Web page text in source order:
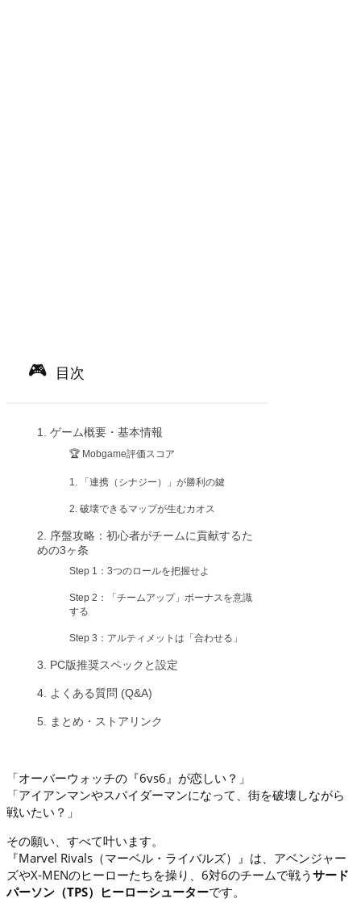
目次
1. ゲーム概要・基本情報
🏆 Mobgame評価スコア
1. 「連携（シナジー）」が勝利の鍵
2. 破壊できるマップが生むカオス
2. 序盤攻略：初心者がチームに貢献するた
めの3ヶ条
Step 1：3つのロールを把握せよ
Step 2：「チームアップ」ボーナスを意識
する
Step 3：アルティメットは「合わせる」
3. PC版推奨スペックと設定
4. よくある質問 (Q&A)
5. まとめ・ストアリンク
「オーバーウォッチの『6vs6』が恋しい？」
「アイアンマンやスパイダーマンになって、街を破壊しながら
戦いたい？」
その願い、すべて叶います。
『Marvel Rivals（マーベル・ライバルズ）』は、アベンジャー
ズやX-MENのヒーローたちを操り、6対6のチームで戦う サード
パーソン（TPS）ヒーローシューターです。